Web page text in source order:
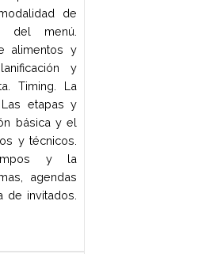
de aplicación y
Recetas de
técnicas y
variación de la
vacuna, aves,
pescados
de
conceptos,